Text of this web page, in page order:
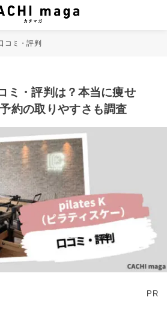
コミ・評判
ミ・評判は？本当に痩せ
約の取りやすさも調査
PR